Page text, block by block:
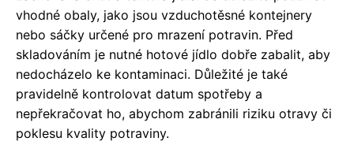
vhodné obaly, jako jsou vzduchotěsné kontejnery
nebo sáčky určené pro mrazení potravin. Před
skladováním je nutné hotové jídlo dobře zabalit, aby
nedocházelo ke kontaminaci. Důležité je také
pravidelně kontrolovat datum spotřeby a
nepřekračovat ho, abychom zabránili riziku otravy či
poklesu kvality potraviny.